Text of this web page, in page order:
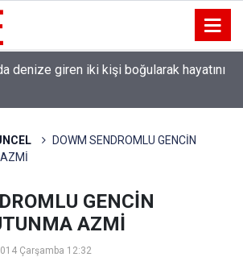
denize giren iki kişi boğularak hayatını
DOWM SENDROMLU GENCİN
GENCİN
AZMİ
Çarşamba 12:32